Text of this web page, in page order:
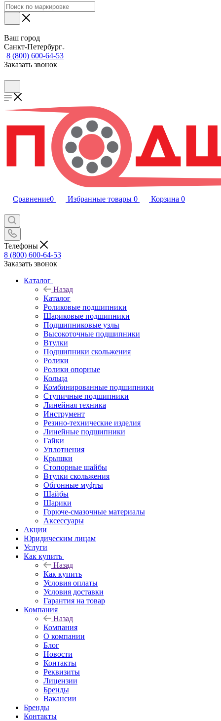
Ваш город
Санкт-Петербург
8 (800) 600-64-53
Заказать звонок
Сравнение0 Избранные товары 0 Корзина 0
Телефоны
8 (800) 600-64-53
Заказать звонок
Каталог
Назад
Каталог
Роликовые подшипники
Шариковые подшипники
Подшипниковые узлы
Высокоточные подшипники
Втулки
Подшипники скольжения
Ролики
Ролики опорные
Кольца
Комбинированные подшипники
Ступичные подшипники
Линейная техника
Инструмент
Резино-технические изделия
Линейные подшипники
Гайки
Уплотнения
Крышки
Стопорные шайбы
Втулки скольжения
Обгонные муфты
Шайбы
Шарики
Горюче-смазочные материалы
Аксессуары
Акции
Юридическим лицам
Услуги
Как купить
Назад
Как купить
Условия оплаты
Условия доставки
Гарантия на товар
Компания
Назад
Компания
О компании
Блог
Новости
Контакты
Реквизиты
Лицензии
Бренды
Вакансии
Бренды
Контакты